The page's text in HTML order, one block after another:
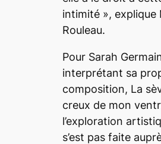
intimité », explique
Rouleau.
Pour Sarah
interprétant sa
composition, La
creux de mon
l’exploration
s’est pas faite